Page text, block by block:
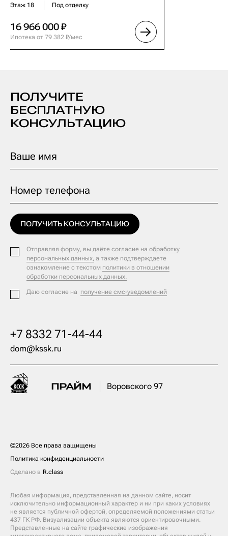
Этаж 18 Под отделку
16 966 000 ₽
Ипотека от 79 382 ₽/мес
ПОЛУЧИТЕ
БЕСПЛАТНУЮ
КОНСУЛЬТАЦИЮ
Ваше имя
Номер телефона
ПОЛУЧИТЬ КОНСУЛЬТАЦИЮ
Отправляя форму, вы даёте согласие на обработку
персональных данных, а также подтверждаете
ознакомление с текстом политики в отношении
обработки персональных данных.
Даю согласие на получение смс-уведомлений
dom@kssk.ru
+7 8332 71-44-44
Воровского 97
©2026 Все права защищены
Политика конфиденциальности
Сделано в R.class
Любая информация, представленная на данном сайте, носит
исключительно информационный характер и ни при каких условиях
не является публичной офертой, определяемой положениями статьи
437 ГК РФ. Визуализации объекта являются ориентировочными.
Представленные на сайте графические изображения